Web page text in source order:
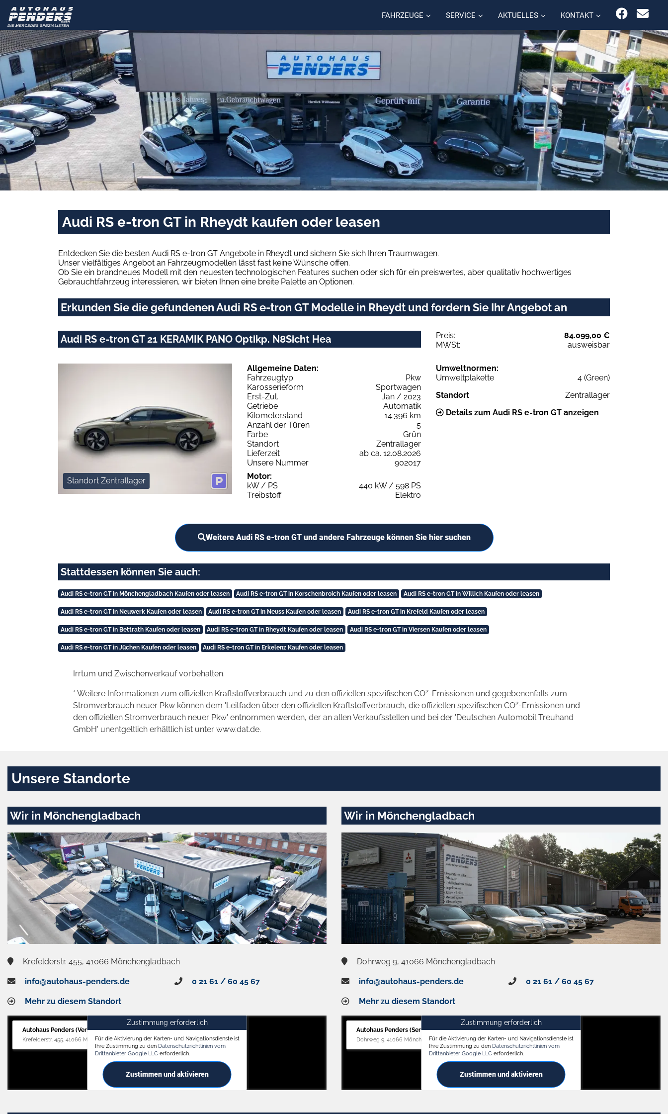
FAHRZEUGE SERVICE AKTUELLES KONTAKT
Audi RS e-tron GT in Rheydt kaufen oder leasen
Entdecken Sie die besten Audi RS e-tron GT Angebote in Rheydt und sichern Sie sich Ihren Traumwagen.
Unser vielfältiges Angebot an Fahrzeugmodellen lässt fast keine Wünsche offen.
Ob Sie ein brandneues Modell mit den neuesten technologischen Features suchen oder sich für ein preiswertes, aber qualitativ hochwertiges
Gebrauchtfahrzeug interessieren, wir bieten Ihnen eine breite Palette an Optionen.
Erkunden Sie die gefundenen Audi RS e-tron GT Modelle in Rheydt und fordern Sie Ihr Angebot an
Audi RS e-tron GT 21 KERAMIK PANO Optikp. N8Sicht Hea Preis:
84.099,00 €
MWSt:
ausweisbar
Standort Zentrallager
Allgemeine Daten:
Fahrzeugtyp
Pkw
Karosserieform
Sportwagen
Erst-Zul.
Jan / 2023
Getriebe
Automatik
Kilometerstand
14.396 km
Anzahl der Türen
5
Farbe
Grün
Standort
Zentrallager
Lieferzeit
ab ca. 12.08.2026
Unsere Nummer
902017
Motor:
kW / PS
440 kW / 598 PS
Treibstoff
Elektro
Umweltnormen:
Umweltplakette
4 (Green)
Standort
Zentrallager
Details zum Audi RS e-tron GT anzeigen
Weitere Audi RS e-tron GT und andere Fahrzeuge können Sie hier suchen
Stattdessen können Sie auch:
Audi RS e-tron GT in Mönchengladbach Kaufen oder leasen Audi RS e-tron GT in Korschenbroich Kaufen oder leasen Audi RS e-tron GT in Willich Kaufen oder leasen
Audi RS e-tron GT in Neuwerk Kaufen oder leasen Audi RS e-tron GT in Neuss Kaufen oder leasen Audi RS e-tron GT in Krefeld Kaufen oder leasen
Audi RS e-tron GT in Bettrath Kaufen oder leasen Audi RS e-tron GT in Rheydt Kaufen oder leasen Audi RS e-tron GT in Viersen Kaufen oder leasen
Audi RS e-tron GT in Jüchen Kaufen oder leasen Audi RS e-tron GT in Erkelenz Kaufen oder leasen
Irrtum und Zwischenverkauf vorbehalten.
* Weitere Informationen zum offiziellen Kraftstoffverbrauch und zu den offiziellen spezifischen CO2-Emissionen und gegebenenfalls zum
Stromverbrauch neuer Pkw können dem 'Leitfaden über den offiziellen Kraftstoffverbrauch, die offiziellen spezifischen CO2-Emissionen und
den offiziellen Stromverbrauch neuer Pkw' entnommen werden, der an allen Verkaufsstellen und bei der 'Deutschen Automobil Treuhand
GmbH' unentgeltlich erhältlich ist unter www.dat.de.
Unsere Standorte
Wir in Mönchengladbach
Krefelderstr. 455, 41066 Mönchengladbach
info@autohaus-penders.de 0 21 61 / 60 45 67
Mehr zu diesem Standort
Autohaus Penders (Verkauf)
Krefelderstr. 455, 41066 Mönchengladbach
Zustimmung erforderlich
Für die Aktivierung der Karten- und Navigationsdienste ist
Ihre Zustimmung zu den Datenschutzrichtlinien vom
Drittanbieter Google LLC erforderlich.
Zustimmen und aktivieren
Wir in Mönchengladbach
Dohrweg 9, 41066 Mönchengladbach
info@autohaus-penders.de 0 21 61 / 60 45 67
Mehr zu diesem Standort
Autohaus Penders (Service)
Dohrweg 9, 41066 Mönchengladbach
Zustimmung erforderlich
Für die Aktivierung der Karten- und Navigationsdienste ist
Ihre Zustimmung zu den Datenschutzrichtlinien vom
Drittanbieter Google LLC erforderlich.
Zustimmen und aktivieren